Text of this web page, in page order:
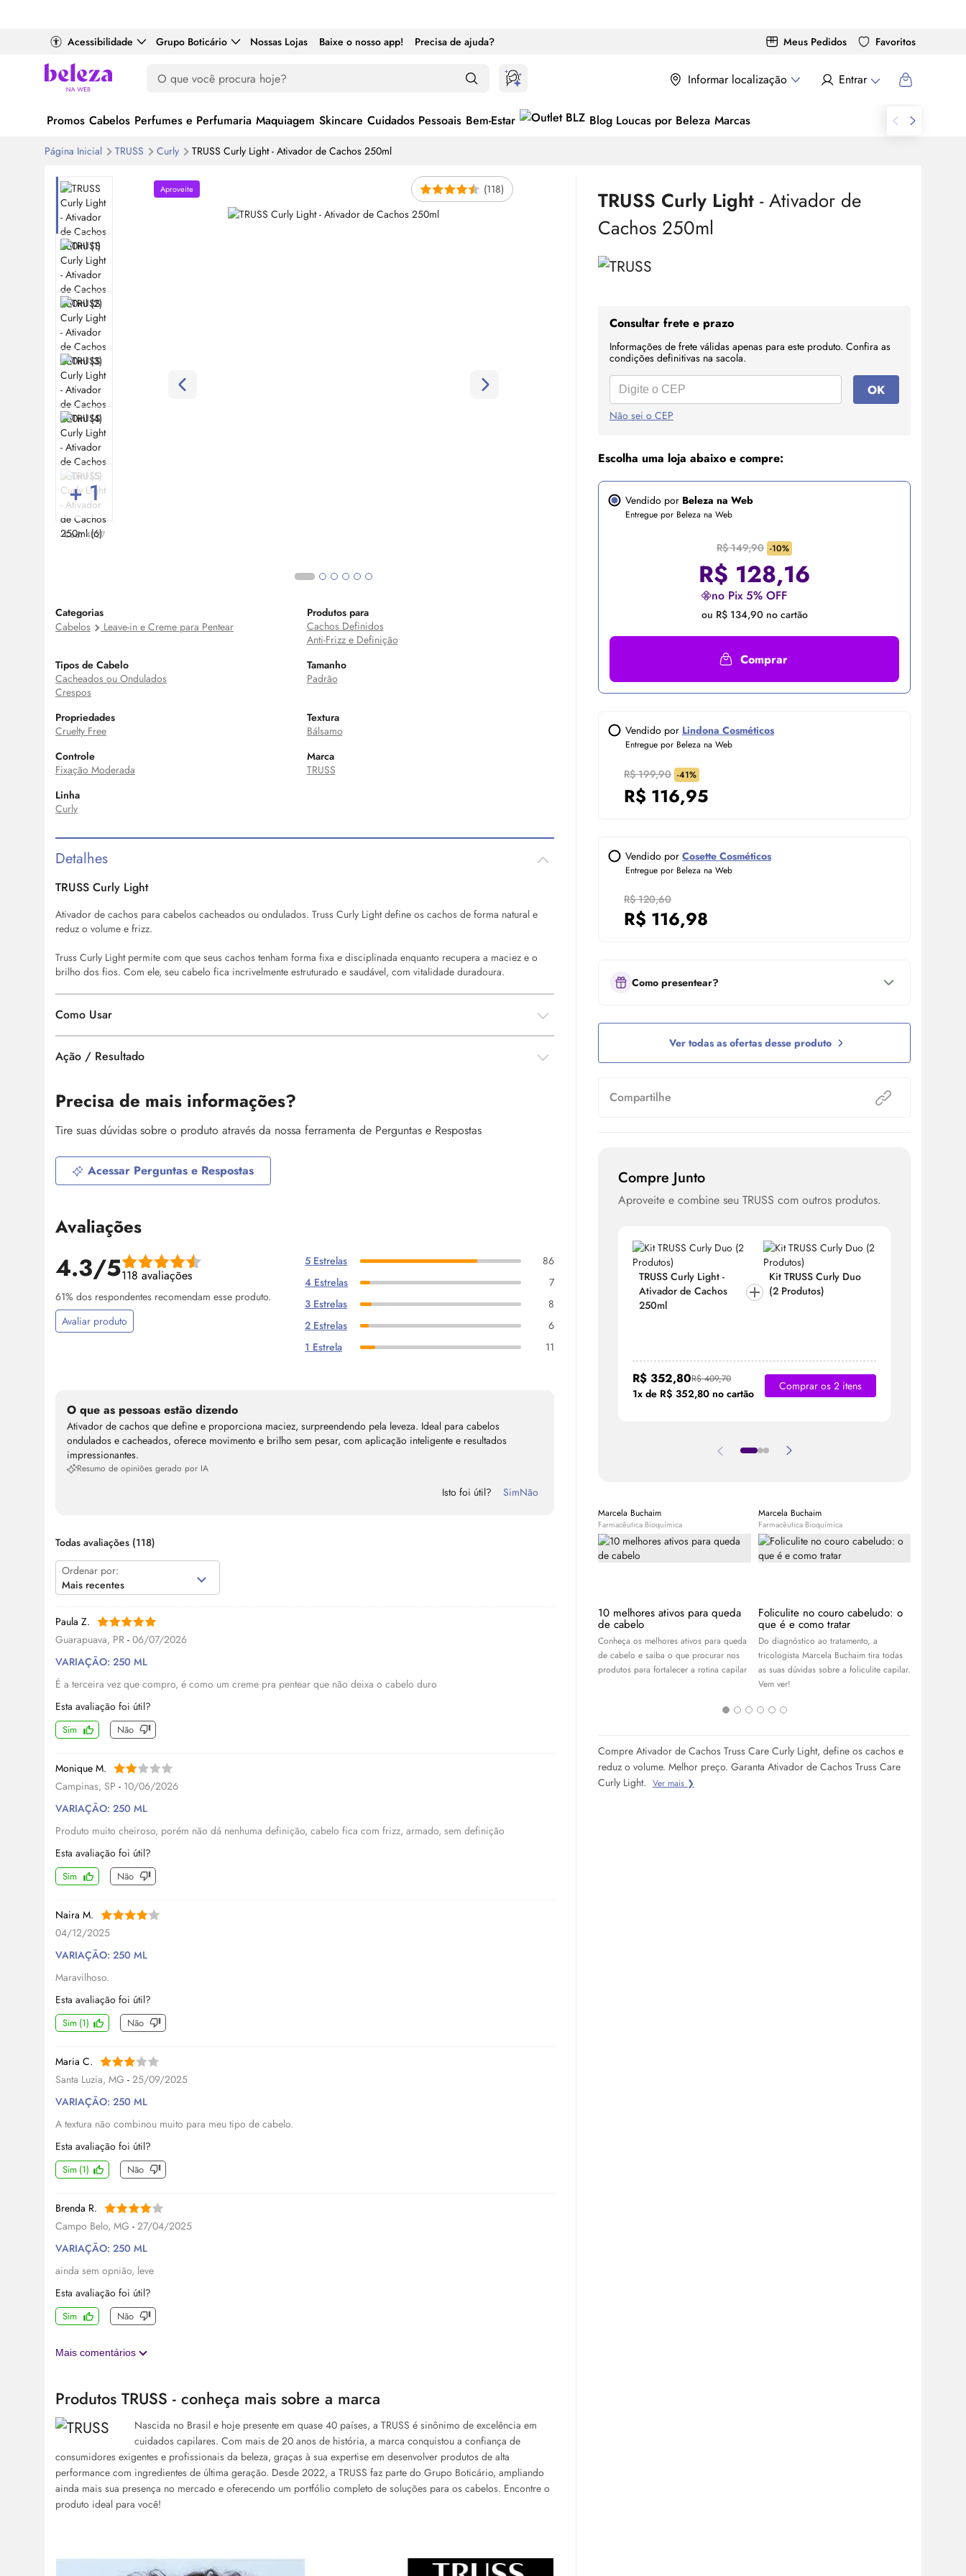
Acessibilidade Grupo Boticário Nossas Lojas Baixe o nosso app! Precisa de ajuda? Meus Pedidos Favoritos
Informar localização Entrar
Promos Cabelos Perfumes e Perfumaria Maquiagem Skincare Cuidados Pessoais Bem-Estar Blog Loucas por Beleza Marcas
Página Inicial TRUSS Curly TRUSS Curly Light - Ativador de Cachos 250ml
TRUSS Curly Light - Ativador de
Cachos 250ml
Consultar frete e prazo
Informações de frete válidas apenas para este produto. Confira as
condições definitivas na sacola.
OK
Não sei o CEP
Escolha uma loja abaixo e compre:
Vendido por Beleza na Web
Entregue por Beleza na Web
R$ 149,90 -10%
R$ 128,16
no Pix 5% OFF
ou R$ 134,90 no cartão
Comprar
Vendido por Lindona Cosméticos
Entregue por Beleza na Web
R$ 199,90 -41%
R$ 116,95
Vendido por Cosette Cosméticos
Entregue por Beleza na Web
R$ 120,60
R$ 116,98
Como presentear?
Ver todas as ofertas desse produto
Compartilhe
Compre Junto
Aproveite e combine seu TRUSS com outros produtos.
TRUSS Curly Light -
Ativador de Cachos
250ml
Kit TRUSS Curly Duo
(2 Produtos)
R$ 409,70
R$ 352,80
1x de R$ 352,80 no cartão
Comprar os 2 itens
Marcela Buchaim
Farmacêutica Bioquímica
10 melhores ativos para queda
de cabelo
Conheça os melhores ativos para queda
de cabelo e saiba o que procurar nos
produtos para fortalecer a rotina capilar
Marcela Buchaim
Farmacêutica Bioquímica
Foliculite no couro cabeludo: o
que é e como tratar
Do diagnóstico ao tratamento, a
tricologista Marcela Buchaim tira todas
as suas dúvidas sobre a foliculite capilar.
Vem ver!
Compre Ativador de Cachos Truss Care Curly Light, define os cachos e
reduz o volume. Melhor preço. Garanta Ativador de Cachos Truss Care
Curly Light. Ver mais ❯
Aproveite (118)
+ 1
Cod:4527
Categorias
Cabelos
Leave-in e Creme para Pentear
Produtos para
Cachos Definidos
Anti-Frizz e Definição
Tipos de Cabelo
Cacheados ou Ondulados
Crespos
Tamanho
Padrão
Propriedades
Cruelty Free
Textura
Bálsamo
Controle
Fixação Moderada
Marca
TRUSS
Linha
Curly
Detalhes
TRUSS Curly Light
Ativador de cachos para cabelos cacheados ou ondulados. Truss Curly Light define os cachos de forma natural e
reduz o volume e frizz.
Truss Curly Light permite com que seus cachos tenham forma fixa e disciplinada enquanto recupera a maciez e o
brilho dos fios. Com ele, seu cabelo fica incrivelmente estruturado e saudável, com vitalidade duradoura.
Como Usar
Ação / Resultado
Precisa de mais informações?
Tire suas dúvidas sobre o produto através da nossa ferramenta de Perguntas e Respostas
Acessar Perguntas e Respostas
Avaliações
4.3/5118 avaliações
61% dos respondentes recomendam esse produto.
Avaliar produto
5 Estrelas
86
4 Estrelas
7
3 Estrelas
8
2 Estrelas
6
1 Estrela
11
O que as pessoas estão dizendo
Ativador de cachos que define e proporciona maciez, surpreendendo pela leveza. Ideal para cabelos
ondulados e cacheados, oferece movimento e brilho sem pesar, com aplicação inteligente e resultados
impressionantes.
Resumo de opiniões gerado por IA
Isto foi útil? SimNão
Todas avaliações (118)
Ordenar por:
Mais recentes
Paula Z.
Guarapuava, PR - 06/07/2026
VARIAÇÃO: 250 ML
É a terceira vez que compro, é como um creme pra pentear que não deixa o cabelo duro
Esta avaliação foi útil?
Sim Não
Monique M.
Campinas, SP - 10/06/2026
VARIAÇÃO: 250 ML
Produto muito cheiroso, porém não dá nenhuma definição, cabelo fica com frizz, armado, sem definição
Esta avaliação foi útil?
Sim Não
Naira M.
04/12/2025
VARIAÇÃO: 250 ML
Maravilhoso.
Esta avaliação foi útil?
Sim (1) Não
Maria C.
Santa Luzia, MG - 25/09/2025
VARIAÇÃO: 250 ML
A textura não combinou muito para meu tipo de cabelo.
Esta avaliação foi útil?
Sim (1) Não
Brenda R.
Campo Belo, MG - 27/04/2025
VARIAÇÃO: 250 ML
ainda sem opnião, leve
Esta avaliação foi útil?
Sim Não
Mais comentários
Produtos TRUSS - conheça mais sobre a marca
Nascida no Brasil e hoje presente em quase 40 países, a TRUSS é sinônimo de excelência em
cuidados capilares. Com mais de 20 anos de história, a marca conquistou a confiança de
consumidores exigentes e profissionais da beleza, graças à sua expertise em desenvolver produtos de alta
performance com ingredientes de última geração. Desde 2022, a TRUSS faz parte do Grupo Boticário, ampliando
ainda mais sua presença no mercado e oferecendo um portfólio completo de soluções para os cabelos. Encontre o
produto ideal para você!